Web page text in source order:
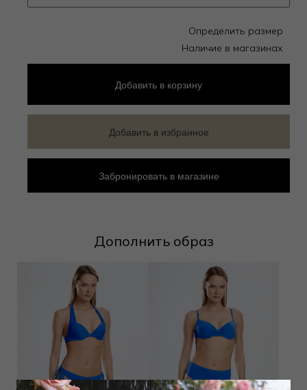
Дополнить образ
Определить размер
Наличие в магазинах
Добавить в корзину
Добавить в избранное
Забронировать в магазине